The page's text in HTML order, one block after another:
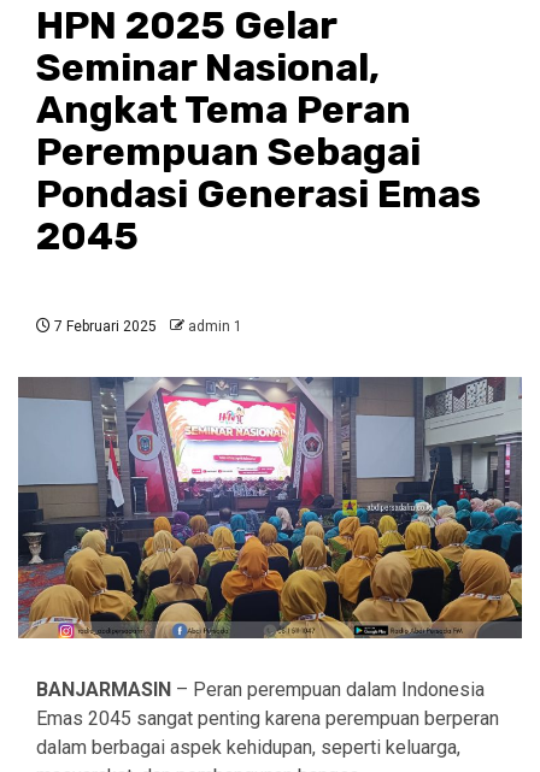
HPN 2025 Gelar
Seminar Nasional,
Angkat Tema Peran
Perempuan Sebagai
Pondasi Generasi Emas
2045
7 Februari 2025 admin 1
BANJARMASIN – Peran perempuan dalam Indonesia
Emas 2045 sangat penting karena perempuan berperan
dalam berbagai aspek kehidupan, seperti keluarga,